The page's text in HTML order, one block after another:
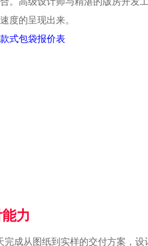
度的呈现出来。
式包袋报价表
力
完成从图纸到实样的交付方案，设